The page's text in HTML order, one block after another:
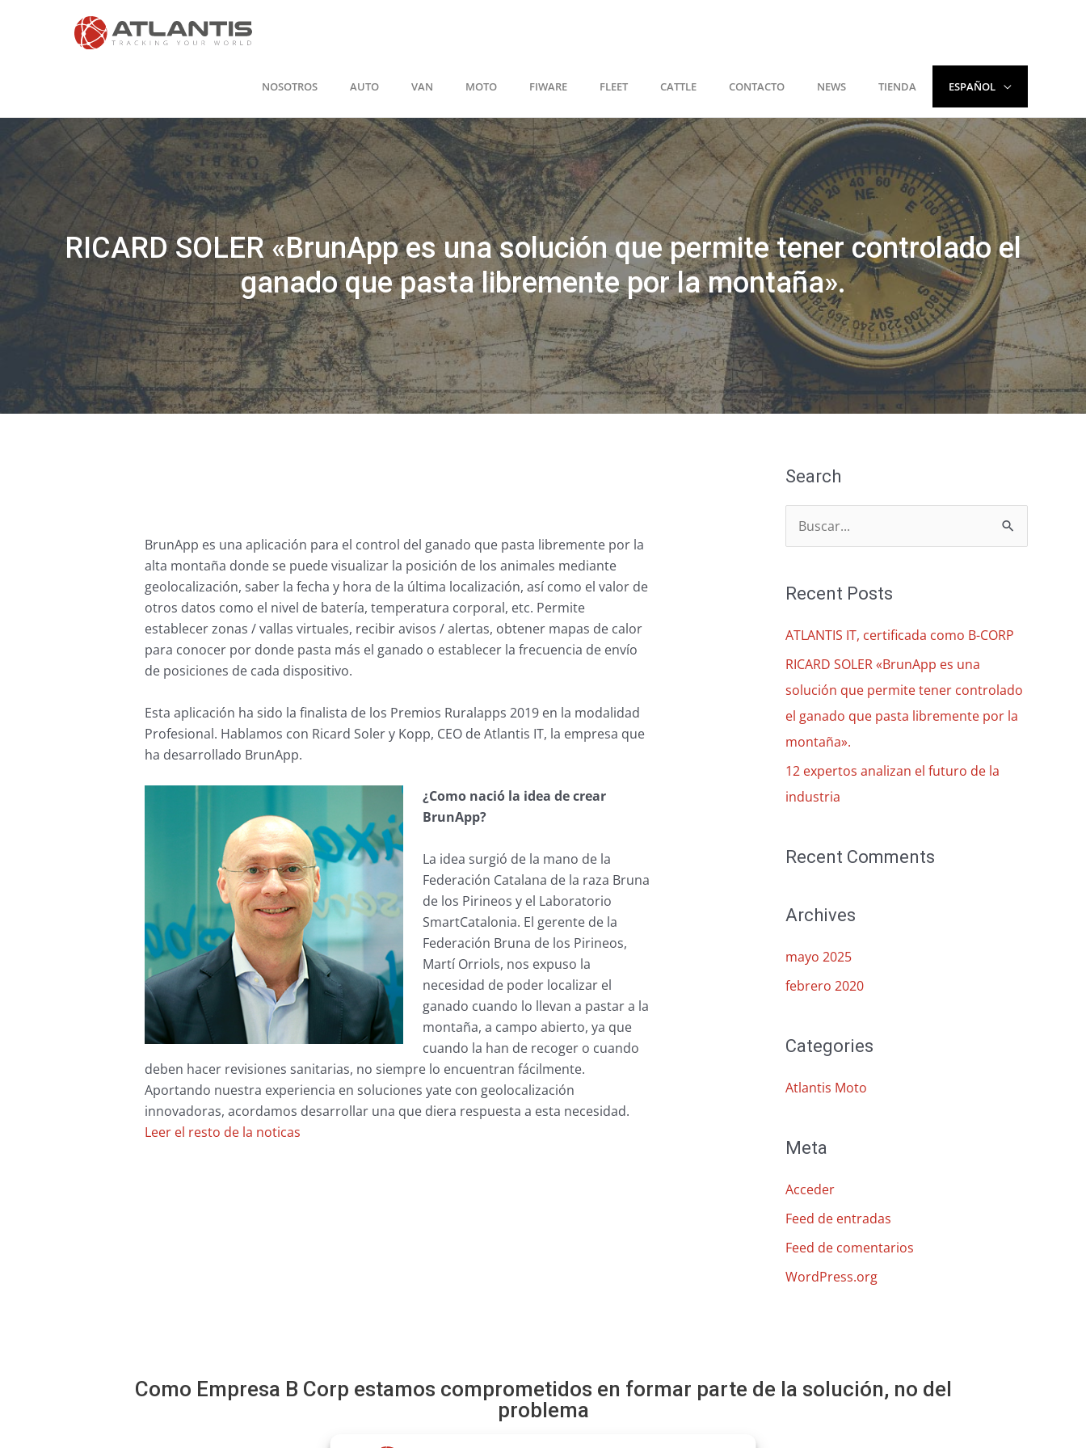
NOSOTROS AUTO VAN MOTO FIWARE FLEET CATTLE CONTACTO NEWS TIENDA ESPAÑOL
RICARD SOLER «BrunApp es una solución que permite tener controlado el
ganado que pasta libremente por la montaña».
BrunApp es una aplicación para el control del ganado que pasta libremente por la
alta montaña donde se puede visualizar la posición de los animales mediante
geolocalización, saber la fecha y hora de la última localización, así como el valor de
otros datos como el nivel de batería, temperatura corporal, etc. Permite
establecer zonas / vallas virtuales, recibir avisos / alertas, obtener mapas de calor
para conocer por donde pasta más el ganado o establecer la frecuencia de envío
de posiciones de cada dispositivo.
Esta aplicación ha sido la finalista de los Premios Ruralapps 2019 en la modalidad
Profesional. Hablamos con Ricard Soler y Kopp, CEO de Atlantis IT, la empresa que
ha desarrollado BrunApp.
¿Como nació la idea de crear
BrunApp?
La idea surgió de la mano de la
Federación Catalana de la raza Bruna
de los Pirineos y el Laboratorio
SmartCatalonia. El gerente de la
Federación Bruna de los Pirineos,
Martí Orriols, nos expuso la
necesidad de poder localizar el
ganado cuando lo llevan a pastar a la
montaña, a campo abierto, ya que
cuando la han de recoger o cuando
deben hacer revisiones sanitarias, no siempre lo encuentran fácilmente.
Aportando nuestra experiencia en soluciones yate con geolocalización
innovadoras, acordamos desarrollar una que diera respuesta a esta necesidad.
Leer el resto de la noticas
Search
a
r
p
o
r
Recent Posts
ATLANTIS IT, certificada como B-CORP
RICARD SOLER «BrunApp es una
solución que permite tener controlado
el ganado que pasta libremente por la
montaña».
12 expertos analizan el futuro de la
industria
Recent Comments
Archives
mayo 2025
febrero 2020
Categories
Atlantis Moto
Meta
Acceder
Feed de entradas
Feed de comentarios
WordPress.org
Como Empresa B Corp estamos comprometidos en formar parte de la solución, no del
problema